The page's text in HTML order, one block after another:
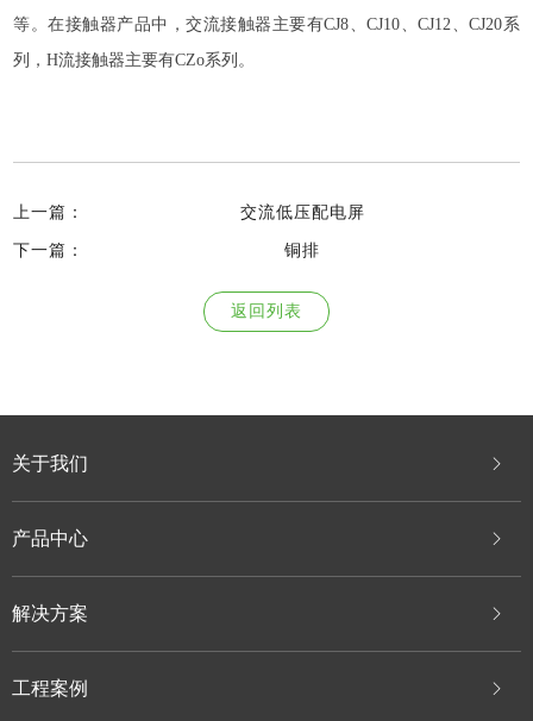
等。在接触器产品中，交流接触器主要有CJ8、CJ10、CJ12、CJ20系
列，H流接触器主要有CZo系列。
上一篇： 交流低压配电屏
下一篇： 铜排
返回列表
关于我们
产品中心
解决方案
工程案例